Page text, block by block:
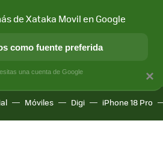
Y SOCIEDAD APLICACIONES
Móviles Digi iPhone 18 Pro
×
de Xataka Movil en Google
como fuente preferida
una cuenta de Google